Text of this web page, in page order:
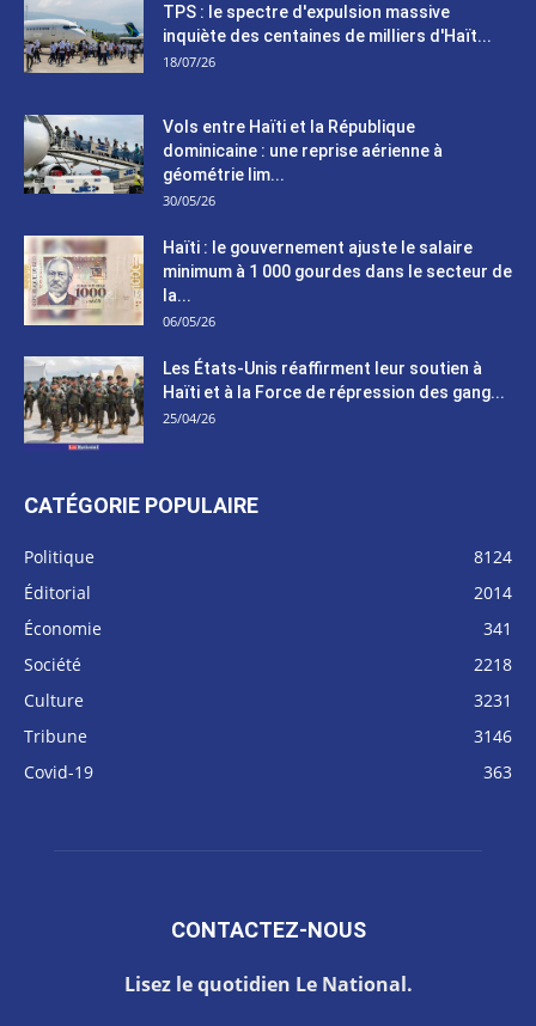
TPS : le spectre d'expulsion massive
inquiète des centaines de milliers d'Haït...
18/07/26
Vols entre Haïti et la République
dominicaine : une reprise aérienne à
géométrie lim...
30/05/26
Haïti : le gouvernement ajuste le salaire
minimum à 1 000 gourdes dans le secteur de
la...
06/05/26
Les États-Unis réaffirment leur soutien à
Haïti et à la Force de répression des gang...
25/04/26
CATÉGORIE POPULAIRE
Politique
8124
Éditorial
2014
Économie
341
Société
2218
Culture
3231
Tribune
3146
Covid-19
363
CONTACTEZ-NOUS
Lisez le quotidien Le National.